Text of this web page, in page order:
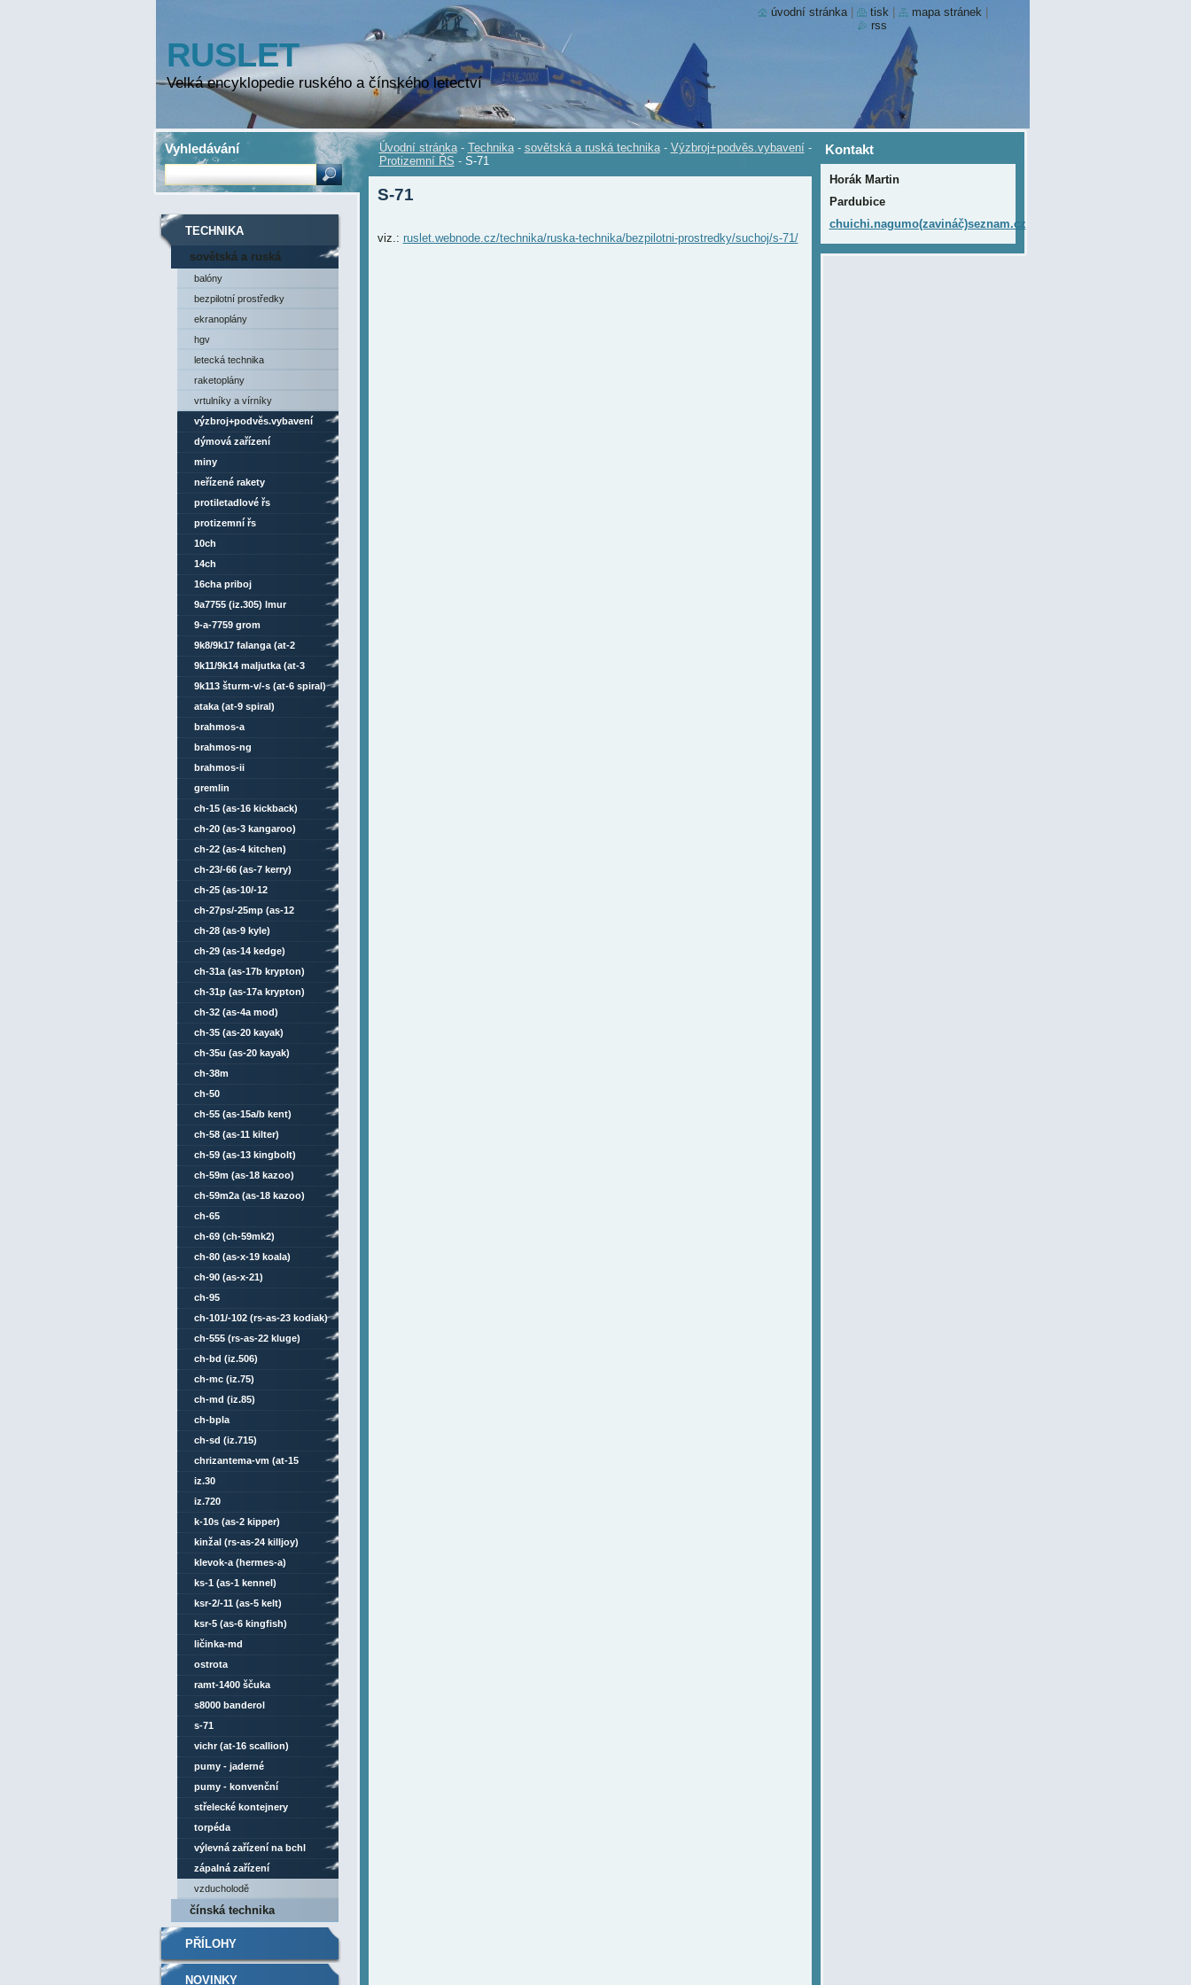
RUSLET
Velká encyklopedie ruského a čínského letectví
Úvodní stránka - Technika - sovětská a ruská technika - Výzbroj+podvěs.vybavení -
Protizemní ŘS - S-71
S-71
viz.: ruslet.webnode.cz/technika/ruska-technika/bezpilotni-prostredky/suchoj/s-71/
TECHNIKA
sovětská a ruská
technika
balóny
bezpilotní prostředky
ekranoplány
hgv
letecká technika
raketoplány
vrtulníky a vírníky
výzbroj+podvěs.vybavení
dýmová zařízení
miny
neřízené rakety
protiletadlové řs
protizemní řs
10ch
14ch
16cha priboj
9a7755 (iz.305) lmur
9-a-7759 grom
9k8/9k17 falanga (at-2
swatter)
9k11/9k14 maljutka (at-3
sagger)
9k113 šturm-v/-s (at-6 spiral)
ataka (at-9 spiral)
brahmos-a
brahmos-ng
brahmos-ii
gremlin
ch-15 (as-16 kickback)
ch-20 (as-3 kangaroo)
ch-22 (as-4 kitchen)
ch-23/-66 (as-7 kerry)
ch-25 (as-10/-12
karen/kegler)
ch-27ps/-25mp (as-12
kegler)
ch-28 (as-9 kyle)
ch-29 (as-14 kedge)
ch-31a (as-17b krypton)
ch-31p (as-17a krypton)
ch-32 (as-4a mod)
ch-35 (as-20 kayak)
ch-35u (as-20 kayak)
ch-38m
ch-50
ch-55 (as-15a/b kent)
ch-58 (as-11 kilter)
ch-59 (as-13 kingbolt)
ch-59m (as-18 kazoo)
ch-59m2a (as-18 kazoo)
ch-65
ch-69 (ch-59mk2)
ch-80 (as-x-19 koala)
ch-90 (as-x-21)
ch-95
ch-101/-102 (rs-as-23 kodiak)
ch-555 (rs-as-22 kluge)
ch-bd (iz.506)
ch-mc (iz.75)
ch-md (iz.85)
ch-bpla
ch-sd (iz.715)
chrizantema-vm (at-15
springer)
iz.30
iz.720
k-10s (as-2 kipper)
kinžal (rs-as-24 killjoy)
klevok-a (hermes-a)
ks-1 (as-1 kennel)
ksr-2/-11 (as-5 kelt)
ksr-5 (as-6 kingfish)
ličinka-md
ostrota
ramt-1400 ščuka
s8000 banderol
s-71
vichr (at-16 scallion)
pumy - jaderné
pumy - konvenční
střelecké kontejnery
torpéda
výlevná zařízení na bchl
zápalná zařízení
vzducholodě
čínská technika
PŘÍLOHY
NOVINKY
Kontakt
Horák Martin
Pardubice
chuichi.nagumo(zavináč)seznam.cz
Vyhledávání
úvodní stránka tisk mapa stránek
rss